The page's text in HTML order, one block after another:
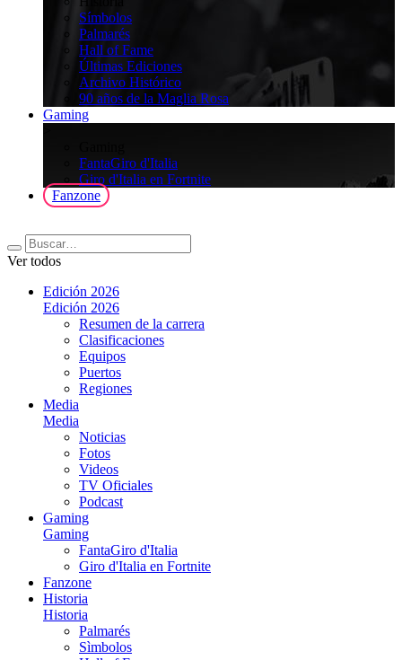
Símbolos
Palmarés
Hall of Fame
Últimas Ediciones
Archivo Histórico
90 años de la Maglia Rosa
Gaming
FantaGiro d'Italia
Giro d'Italia en Fortnite
Fanzone
Ver todos
Edición 2026
Edición 2026
Resumen de la carrera
Clasificaciones
Equipos
Puertos
Regiones
Media
Media
Noticias
Fotos
Videos
TV Oficiales
Podcast
Gaming
Gaming
FantaGiro d'Italia
Giro d'Italia en Fortnite
Fanzone
Historia
Historia
Palmarés
Sìmbolos